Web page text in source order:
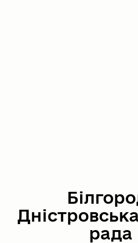
рада